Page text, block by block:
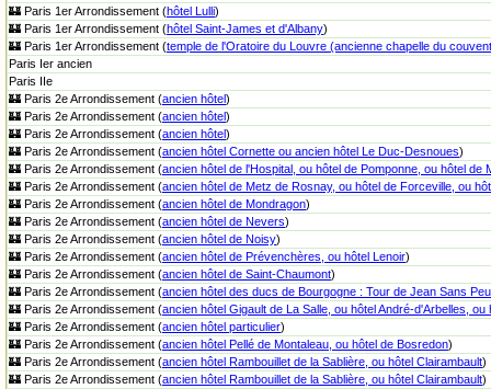
🏰 Paris 1er Arrondissement (hôtel Lulli)
🏰 Paris 1er Arrondissement (hôtel Saint-James et d'Albany)
🏰 Paris 1er Arrondissement (temple de l'Oratoire du Louvre (ancienne chapelle du
Paris Ier ancien
Paris IIe
🏰 Paris 2e Arrondissement (ancien hôtel)
🏰 Paris 2e Arrondissement (ancien hôtel)
🏰 Paris 2e Arrondissement (ancien hôtel)
🏰 Paris 2e Arrondissement (ancien hôtel Cornette ou ancien hôtel Le Duc-Desnoues)
🏰 Paris 2e Arrondissement (ancien hôtel de l'Hospital, ou hôtel de Pomponne, ou hôtel de
🏰 Paris 2e Arrondissement (ancien hôtel de Metz de Rosnay, ou hôtel de Forceville, ou
🏰 Paris 2e Arrondissement (ancien hôtel de Mondragon)
🏰 Paris 2e Arrondissement (ancien hôtel de Nevers)
🏰 Paris 2e Arrondissement (ancien hôtel de Noisy)
🏰 Paris 2e Arrondissement (ancien hôtel de Prévenchères, ou hôtel Lenoir)
🏰 Paris 2e Arrondissement (ancien hôtel de Saint-Chaumont)
🏰 Paris 2e Arrondissement (ancien hôtel des ducs de Bourgogne : Tour de Jean Sans
🏰 Paris 2e Arrondissement (ancien hôtel Gigault de La Salle, ou hôtel André-d'Arbelles, ou
🏰 Paris 2e Arrondissement (ancien hôtel particulier)
🏰 Paris 2e Arrondissement (ancien hôtel Pellé de Montaleau, ou hôtel de Bosredon)
🏰 Paris 2e Arrondissement (ancien hôtel Rambouillet de la Sablière, ou hôtel Clairambault)
🏰 Paris 2e Arrondissement (ancien hôtel Rambouillet de la Sablière, ou hôtel Clairambault)